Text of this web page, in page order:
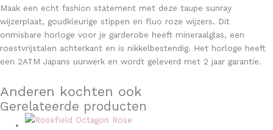
Maak een echt fashion statement met deze taupe sunray
wijzerplaat, goudkleurige stippen en fluo roze wijzers. Dit
onmisbare horloge voor je garderobe heeft mineraalglas, een
roestvrijstalen achterkant en is nikkelbestendig. Het horloge heeft
een 2ATM Japans uurwerk en wordt geleverd met 2 jaar garantie.
Anderen kochten ook
Gerelateerde producten